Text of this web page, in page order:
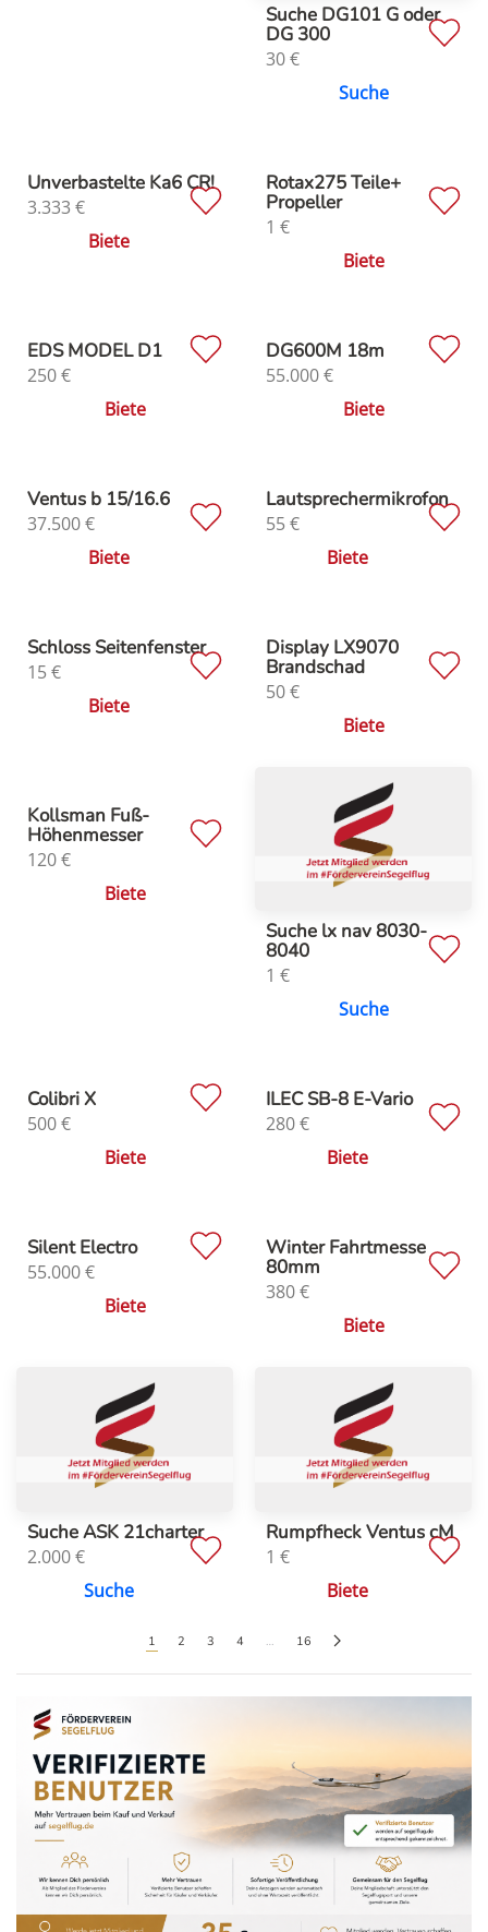
Suche DG101 G oder
DG 300
30€
Suche
Unverbastelte Ka6 CR!
3.333 €
Biete
Rotax275 Teile+
Propeller
1 €
Biete
EDS MODEL D1
250€
Biete
DG600M 18m
55.000€
Biete
Ventus b 15/16.6
37.500€
Biete
Lautsprechermikrofon
55€
Biete
Schloss Seitenfenster
15€
Biete
Display LX9070
Brandschad
50€
Biete
Kollsman Fuß-
Höhenmesser
120€
Biete
Suche lx nav 8030-
8040
1 €
Suche
Colibri X
500€
Biete
ILEC SB-8 E-Vario
280€
Biete
Silent Electro
55.000€
Biete
Winter Fahrtmesse
80mm
380€
Biete
Suche ASK 21charter
2.000€
Suche
Rumpfheck Ventus cM
1 €
Biete
1 2 3 4 … 16